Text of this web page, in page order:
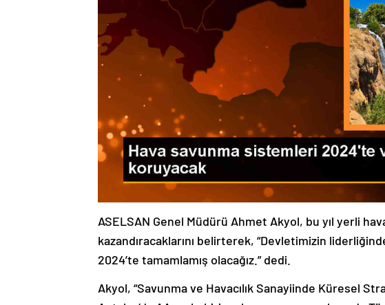
ASELSAN Genel Müdürü Ahmet Akyol, bu yıl yerli
kazandıracaklarını belirterek, “Devletimizin
2024’te tamamlamış olacağız.” dedi.
Akyol, “Savunma ve Havacılık Sanayiinde Küresel